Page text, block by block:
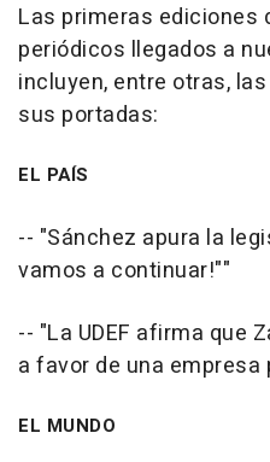
Las primeras ediciones
periódicos llegados a
incluyen, entre otras,
sus portadas:
EL PAÍS
-- "Sánchez apura la
vamos a continuar!""
-- "La UDEF afirma que
a favor de una empresa
EL MUNDO